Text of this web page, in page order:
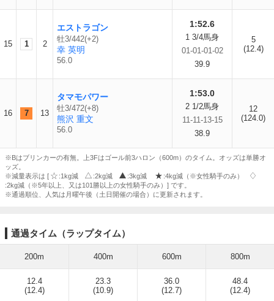
15 1 2
エストラゴン
牡3/442(+2)
幸 英明
56.0
1:52.6
1 3/4馬身
01-01-01-02
39.9
5
(12.4)
16 7 13
タマモパワー
牡3/472(+8)
熊沢 重文
56.0
1:53.0
2 1/2馬身
11-11-13-15
38.9
12
(124.0)
※Bはブリンカーの有無。上3Fはゴール前3ハロン（600m）のタイム。オッズは単勝オ
ッズ。
※減量表示は [
:1kg減 :2kg減 :3kg減
:4kg減（※女性騎手のみ）
:2kg減（※5年以上、又は101勝以上の女性騎手のみ）] です。
※通過順位、人気は月曜午後（土日開催の場合）に更新されます。
通過タイム（ラップタイム）
200m 400m 600m 800m
12.4
(12.4)
23.3
(10.9)
36.0
(12.7)
48.4
(12.4)